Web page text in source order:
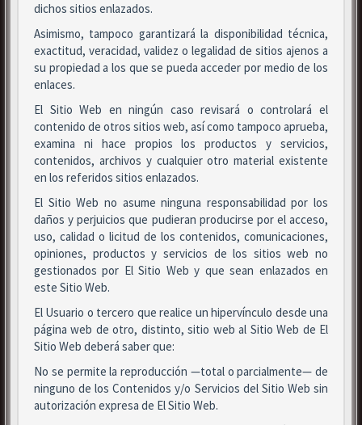
dichos sitios enlazados.
Asimismo, tampoco garantizará la disponibilidad técnica,
exactitud, veracidad, validez o legalidad de sitios ajenos a
su propiedad a los que se pueda acceder por medio de los
enlaces.
El Sitio Web en ningún caso revisará o controlará el
contenido de otros sitios web, así como tampoco aprueba,
examina ni hace propios los productos y servicios,
contenidos, archivos y cualquier otro material existente
en los referidos sitios enlazados.
El Sitio Web no asume ninguna responsabilidad por los
daños y perjuicios que pudieran producirse por el acceso,
uso, calidad o licitud de los contenidos, comunicaciones,
opiniones, productos y servicios de los sitios web no
gestionados por El Sitio Web y que sean enlazados en
este Sitio Web.
El Usuario o tercero que realice un hipervínculo desde una
página web de otro, distinto, sitio web al Sitio Web de El
Sitio Web deberá saber que:
No se permite la reproducción —total o parcialmente— de
ninguno de los Contenidos y/o Servicios del Sitio Web sin
autorización expresa de El Sitio Web.